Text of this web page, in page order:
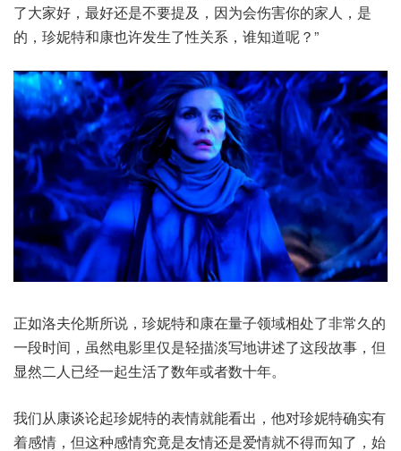
了大家好，最好还是不要提及，因为会伤害你的家人，是
的，珍妮特和康也许发生了性关系，谁知道呢？”
正如洛夫伦斯所说，珍妮特和康在量子领域相处了非常久的
一段时间，虽然电影里仅是轻描淡写地讲述了这段故事，但
显然二人已经一起生活了数年或者数十年。
我们从康谈论起珍妮特的表情就能看出，他对珍妮特确实有
着感情，但这种感情究竟是友情还是爱情就不得而知了，始